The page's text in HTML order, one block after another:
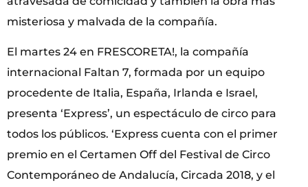
misteriosa y malvada de la compañía.
El martes 24 en FRESCORETA!, la compañía
internacional Faltan 7, formada por un equipo
procedente de Italia, España, Irlanda e Israel,
presenta ‘Express’, un espectáculo de circo para
todos los públicos. ‘Express cuenta con el primer
premio en el Certamen Off del Festival de Circo
Contemporáneo de Andalucía, Circada 2018, y el